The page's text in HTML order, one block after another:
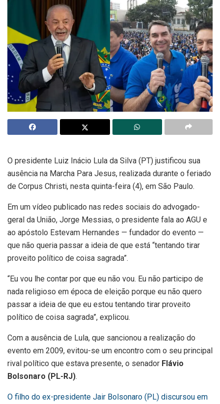
O presidente Luiz Inácio Lula da Silva (PT) justificou sua
ausência na Marcha Para Jesus, realizada durante o feriado
de Corpus Christi, nesta quinta-feira (4), em São Paulo.
Em um vídeo publicado nas redes sociais do advogado-
geral da União, Jorge Messias, o presidente fala ao AGU e
ao apóstolo Estevam Hernandes — fundador do evento —
que não queria passar a ideia de que está “tentando tirar
proveito político de coisa sagrada”.
“Eu vou lhe contar por que eu não vou. Eu não participo de
nada religioso em época de eleição porque eu não quero
passar a ideia de que eu estou tentando tirar proveito
político de coisa sagrada”, explicou.
Com a ausência de Lula, que sancionou a realização do
evento em 2009, evitou-se um encontro com o seu principal
rival político que estava presente, o senador Flávio
Bolsonaro (PL-RJ).
O filho do ex-presidente Jair Bolsonaro (PL) discursou em